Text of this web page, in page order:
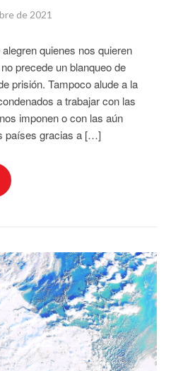
de 2021
quienes nos quieren
precede un blanqueo de
prisión. Tampoco alude a la
a trabajar con las
imponen o con las aún
países gracias a […]